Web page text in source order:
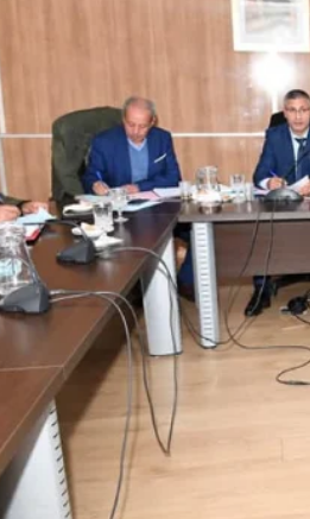
الوطنية ليوم التلاثاء 21 يناير 2020